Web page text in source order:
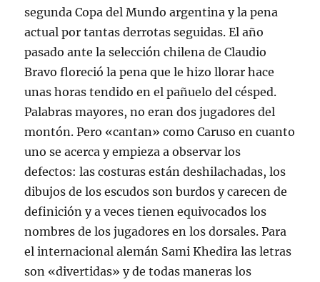
segunda Copa del Mundo argentina y la pena
actual por tantas derrotas seguidas. El año
pasado ante la selección chilena de Claudio
Bravo floreció la pena que le hizo llorar hace
unas horas tendido en el pañuelo del césped.
Palabras mayores, no eran dos jugadores del
montón. Pero «cantan» como Caruso en cuanto
uno se acerca y empieza a observar los
defectos: las costuras están deshilachadas, los
dibujos de los escudos son burdos y carecen de
definición y a veces tienen equivocados los
nombres de los jugadores en los dorsales. Para
el internacional alemán Sami Khedira las letras
son «divertidas» y de todas maneras los